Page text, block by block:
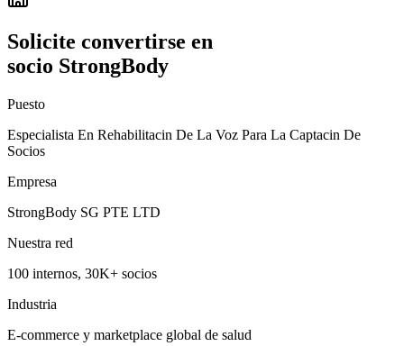
Solicite convertirse en
socio StrongBody
Puesto
Especialista En Rehabilitacin De La Voz Para La Captacin De
Socios
Empresa
StrongBody SG PTE LTD
Nuestra red
100 internos, 30K+ socios
Industria
E-commerce y marketplace global de salud